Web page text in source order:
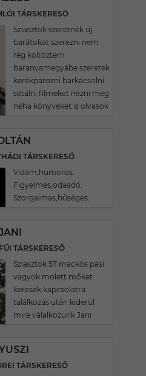
TÁRSKERESŐ
Sziasztok szeretnék új
barátokat szerezni nem
rég költöztem
baranyamegyábe szeretek
kerékpározni barkácsolni
sétálni filmeket nézni meg
néha könyveket is olvasok
TÁRSKERESŐ
Vidám,humoros.
Figyelmes,odaadó.
Szorgalmas,hűséges.
TÁRSKERESŐ
Sziasztok 57 mackós pasi
vagyok molett mőket
keresek kapcsolatra
találkozás után kiderül
mire vàlalkozunk Jani
TÁRSKERESŐ